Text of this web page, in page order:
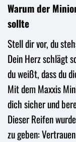
Warum der
sollte
Stell dir vor, du
Dein Herz schlägt
du weißt, dass du
Mit dem Maxxis
dich sicher und
Dieser Reifen
zu geben: